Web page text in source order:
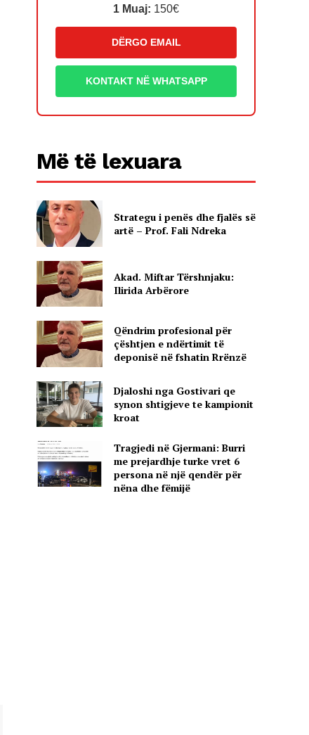
1 Muaj: 150€
DËRGO EMAIL
KONTAKT NË WHATSAPP
Më të lexuara
Strategu i penës dhe fjalës së
artë – Prof. Fali Ndreka
Akad. Miftar Tërshnjaku:
Ilirida Arbërore
Qëndrim profesional për
çështjen e ndërtimit të
deponisë në fshatin Rrënzë
Djaloshi nga Gostivari qe
synon shtigjeve te kampionit
kroat
Tragjedi në Gjermani: Burri
me prejardhje turke vret 6
persona në një qendër për
nëna dhe fëmijë